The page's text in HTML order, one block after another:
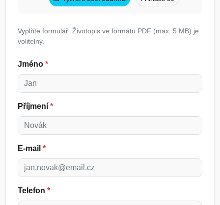
Vyplňte formulář. Životopis ve formátu PDF (max. 5 MB) je
volitelný.
Jméno *
Příjmení *
E-mail *
Telefon *